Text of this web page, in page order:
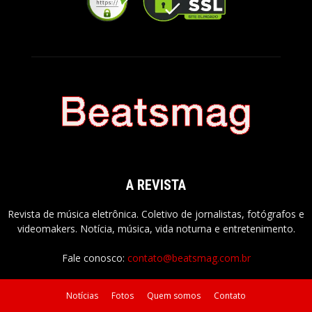
A REVISTA
Revista de música eletrônica. Coletivo de jornalistas, fotógrafos e
videomakers. Notícia, música, vida noturna e entretenimento.
Fale conosco: contato@beatsmag.com.br
Notícias Fotos Quem somos Contato